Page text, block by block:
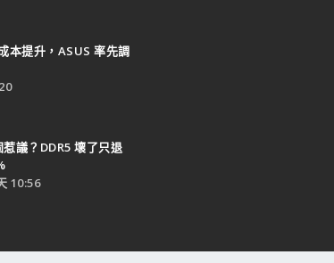
本提升，ASUS 率先調
議？DDR5 壞了只退
10:56